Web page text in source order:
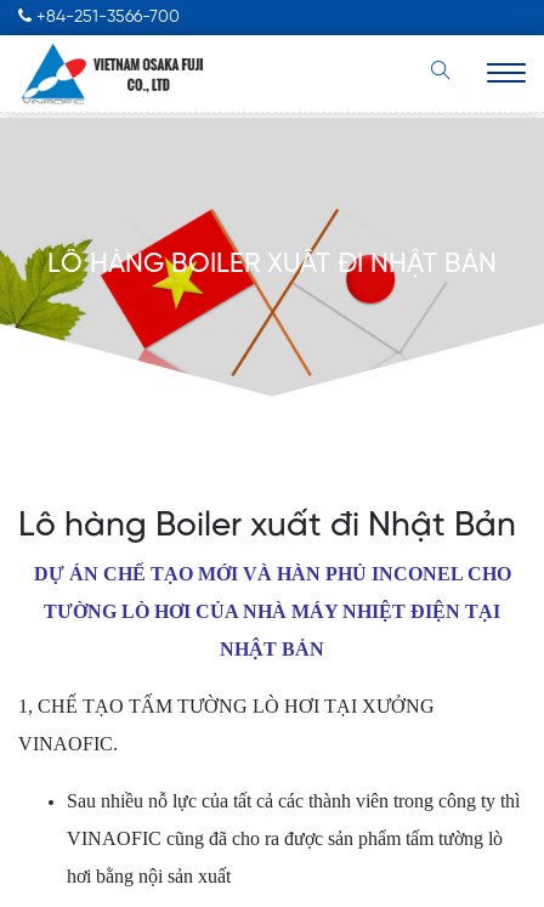
+84-251-3566-700
LÔ HÀNG BOILER XUẤT ĐI NHẬT BẢN
Lô hàng Boiler xuất đi Nhật Bản
DỰ ÁN CHẾ TẠO MỚI VÀ HÀN PHỦ INCONEL CHO
TƯỜNG LÒ HƠI CỦA NHÀ MÁY NHIỆT ĐIỆN TẠI
NHẬT BẢN
1, CHẾ TẠO TẤM TƯỜNG LÒ HƠI TẠI XƯỞNG
VINAOFIC.
Sau nhiều nỗ lực của tất cả các thành viên trong công ty thì
VINAOFIC cũng đã cho ra được sản phẩm tấm tường lò
hơi bằng nội sản xuất